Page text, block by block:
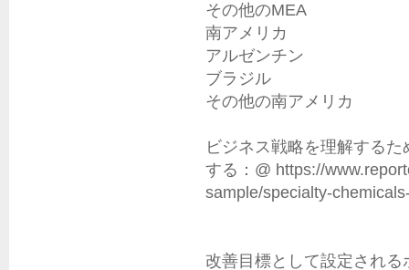
その他のMEA
南アメリカ
アルゼンチン
ブラジル
その他の南アメリカ
ビジネス戦略を理解する
する：@ https://
sample/specialty-
改善目標として設定される